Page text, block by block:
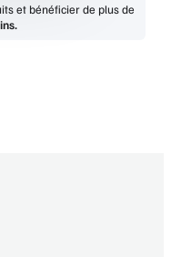
et bénéficier de plus de